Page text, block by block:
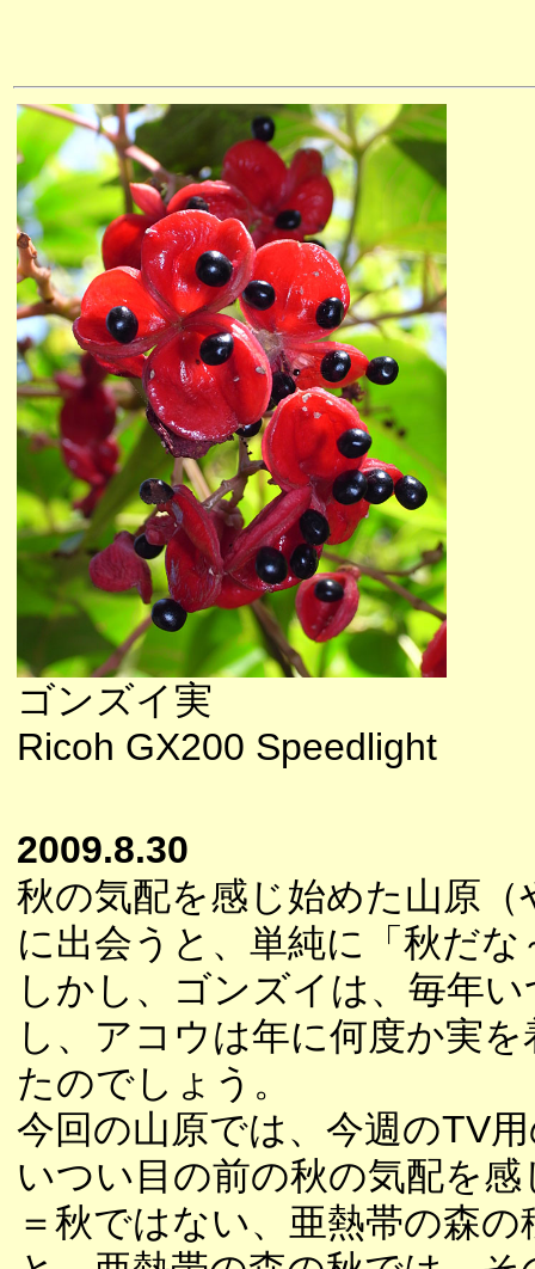
ゴンズイ実
Ricoh GX200 Speedlight
2009.8.30
秋の気配を感じ始めた山原
に出会うと、単純に「秋だ
しかし、ゴンズイは、毎年
し、アコウは年に何度か実
たのでしょう。
今回の山原では、今週のTV
いつい目の前の秋の気配を
＝秋ではない、亜熱帯の森